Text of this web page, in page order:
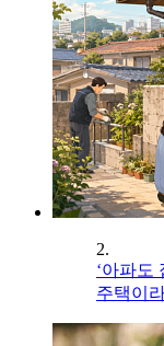
2.
‘아파도
주택이